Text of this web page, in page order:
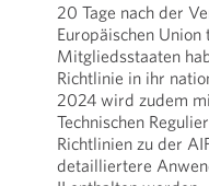
20 Tage nach der
Europäischen
Mitgliedsstaaten
Richtlinie in ihr
2024 wird zudem
Technischen
Richtlinien zu der
detailliertere